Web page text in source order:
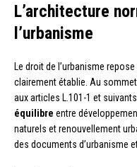
L’architecture
l’urbanisme
Le droit de l’urbanisme repose
clairement établie. Au
aux articles L.101-1 et
équilibre entre
naturels et renouvellement
des documents d’urbanisme